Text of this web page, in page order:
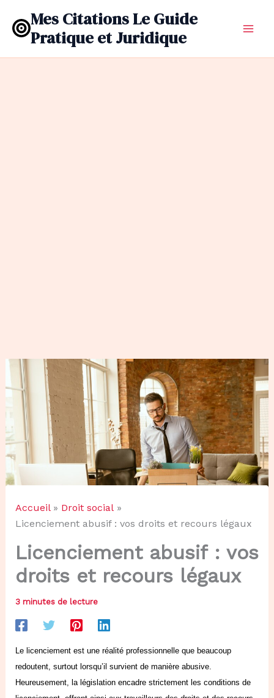
contenu
Mes Citations Le Guide
Pratique et Juridique
Accueil
Droit social
Licenciement abusif : vos droits et recours légaux
Licenciement abusif : vos
droits et recours légaux
3 minutes de lecture
Le licenciement est une réalité professionnelle que beaucoup
redoutent, surtout lorsqu’il survient de manière abusive.
Heureusement, la législation encadre strictement les conditions de